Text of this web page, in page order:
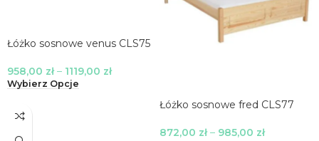
Łóżko sosnowe venus CLS75
958,00 zł– 1119,00 zł
Wybierz Opcje
Łóżko sosnowe fred CLS77
872,00 zł– 985,00 zł